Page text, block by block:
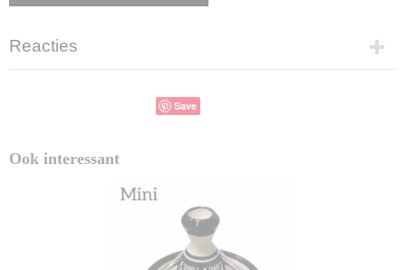
Reacties
Save
Ook interessant